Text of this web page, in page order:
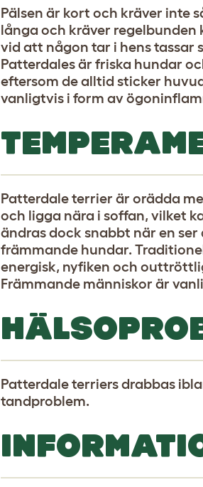
Pälsen är kort och kräver inte
långa och kräver
vid att någon tar i hens tassar
Patterdales är friska hundar
eftersom de alltid sticker
vanligtvis i form av
Patterdale terrier är orädda
och ligga nära i soffan, vilket
ändras dock snabbt när en
främmande hundar.
energisk, nyfiken och
Främmande människor är
Patterdale terriers drabbas
tandproblem.